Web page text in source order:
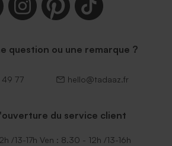
question ou une remarque ?
77 hello@tadaaz.fr
du service client
/13-17h Ven : 8.30 - 12h /13-16h